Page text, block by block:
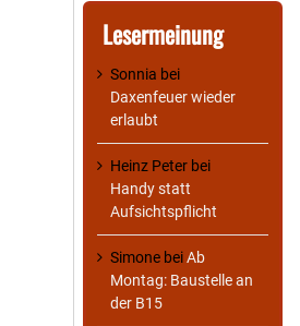
Lesermeinung
Sonnia bei
Daxenfeuer wieder
erlaubt
Heinz Peter bei
Handy statt
Aufsichtspflicht
Simone beiAb
Montag: Baustelle an
der B15